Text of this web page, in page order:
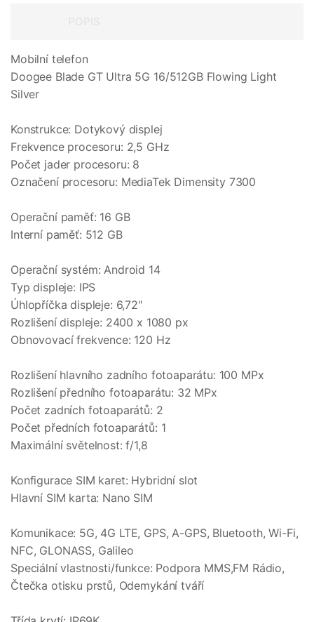
Mobilní telefon
Doogee Blade GT Ultra 5G 16/512GB Flowing Light
Silver
Konstrukce: Dotykový displej
Frekvence procesoru: 2,5 GHz
Počet jader procesoru: 8
Označení procesoru: MediaTek Dimensity 7300
Operační paměť: 16 GB
Interní paměť: 512 GB
Operační systém: Android 14
Typ displeje: IPS
Úhlopříčka displeje: 6,72"
Rozlišení displeje: 2400 x 1080 px
Obnovovací frekvence: 120 Hz
Rozlišení hlavního zadního fotoaparátu: 100 MPx
Rozlišení předního fotoaparátu: 32 MPx
Počet zadních fotoaparátů: 2
Počet předních fotoaparátů: 1
Maximální světelnost: f/1,8
Konfigurace SIM karet: Hybridní slot
Hlavní SIM karta: Nano SIM
Komunikace: 5G, 4G LTE, GPS, A-GPS, Bluetooth, Wi-Fi,
NFC, GLONASS, Galileo
Speciální vlastnosti/funkce: Podpora MMS,FM Rádio,
Čtečka otisku prstů, Odemykání tváří